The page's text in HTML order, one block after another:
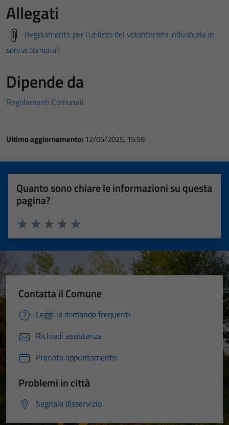
Allegati
Regolamento per l'utilizzo del volontariato individuale in
servizi comunali
Dipende da
Regolamenti Comunali
Ultimo aggiornamento: 12/05/2025, 15:59
Quanto sono chiare le informazioni su questa
pagina?
Valuta 5 stelle su 5
Valuta 4 stelle su 5
Valuta 3 stelle su 5
Valuta 2 stelle su 5
Valuta 1 stelle su 5
Contatta il Comune
Leggi le domande frequenti
Richiedi assistenza
Prenota appuntamento
Problemi in città
Segnala disservizio